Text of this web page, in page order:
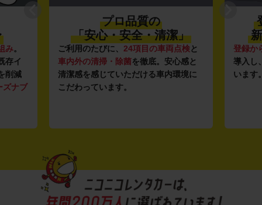
み。
存イ
削減
ズナブ
プロ品質の
「安心・安全・清潔」
ご利用のたびに、 24項目の車両点検と
車内外の清掃・除菌を徹底。安心感と
清潔感を感じていただける車内環境に
こだわっています。
登録か
導入し
います